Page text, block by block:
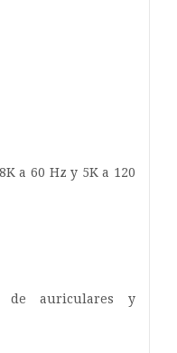
a 60 Hz y 5K a 120
de auriculares y